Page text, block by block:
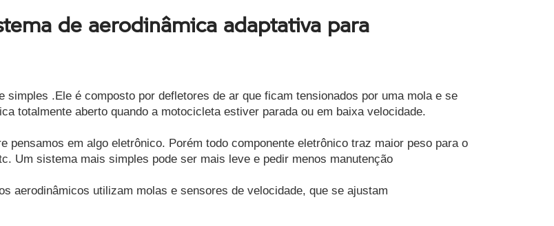
de aerodinâmica adaptativa para
.Ele é composto por defletores de ar que ficam tensionados por uma mola e se
totalmente aberto quando a motocicleta estiver parada ou em baixa velocidade.
pensamos em algo eletrônico. Porém todo componente eletrônico traz maior peso para o
Um sistema mais simples pode ser mais leve e pedir menos manutenção
aerodinâmicos utilizam molas e sensores de velocidade, que se ajustam